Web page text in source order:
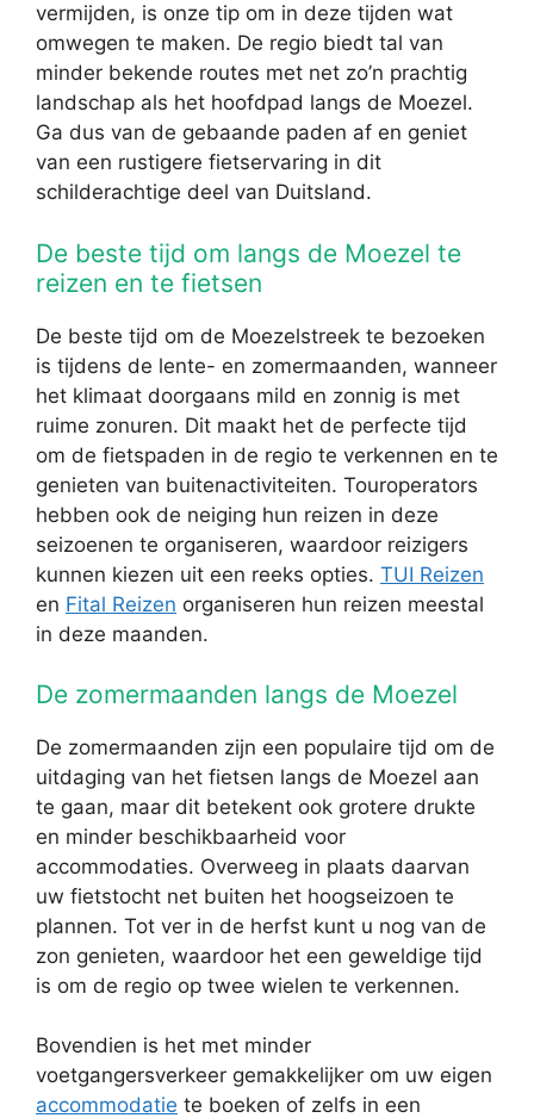
vermijden, is onze tip om in deze tijden wat
omwegen te maken. De regio biedt tal van
minder bekende routes met net zo’n prachtig
landschap als het hoofdpad langs de Moezel.
Ga dus van de gebaande paden af en geniet
van een rustigere fietservaring in dit
schilderachtige deel van Duitsland.
De beste tijd om langs de Moezel te
reizen en te fietsen
De beste tijd om de Moezelstreek te bezoeken
is tijdens de lente- en zomermaanden, wanneer
het klimaat doorgaans mild en zonnig is met
ruime zonuren. Dit maakt het de perfecte tijd
om de fietspaden in de regio te verkennen en te
genieten van buitenactiviteiten. Touroperators
hebben ook de neiging hun reizen in deze
seizoenen te organiseren, waardoor reizigers
kunnen kiezen uit een reeks opties. TUI Reizen
en Fital Reizen organiseren hun reizen meestal
in deze maanden.
De zomermaanden langs de Moezel
De zomermaanden zijn een populaire tijd om de
uitdaging van het fietsen langs de Moezel aan
te gaan, maar dit betekent ook grotere drukte
en minder beschikbaarheid voor
accommodaties. Overweeg in plaats daarvan
uw fietstocht net buiten het hoogseizoen te
plannen. Tot ver in de herfst kunt u nog van de
zon genieten, waardoor het een geweldige tijd
is om de regio op twee wielen te verkennen.
Bovendien is het met minder
voetgangersverkeer gemakkelijker om uw eigen
accommodatie te boeken of zelfs in een